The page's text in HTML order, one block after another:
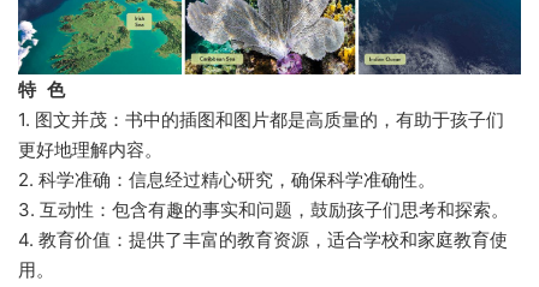
特 色
1. 图文并茂：书中的插图和图片都是高质量的，有助于孩子们
更好地理解内容。
2. 科学准确：信息经过精心研究，确保科学准确性。
3. 互动性：包含有趣的事实和问题，鼓励孩子们思考和探索。
4. 教育价值：提供了丰富的教育资源，适合学校和家庭教育使
用。